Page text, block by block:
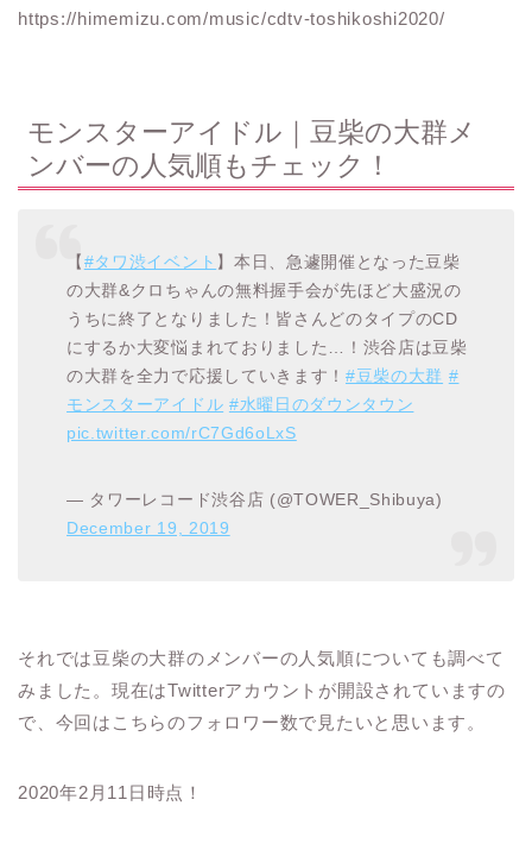
https://himemizu.com/music/cdtv-toshikoshi2020/
モンスターアイドル｜豆柴の大群メ
ンバーの人気順もチェック！
【 #タワ渋イベント 】本日、急遽開催となった豆柴
の大群&クロちゃんの無料握手会が先ほど大盛況の
うちに終了となりました！皆さんどのタイプのCD
にするか大変悩まれておりました…！渋谷店は豆柴
の大群を全力で応援していきます！ #豆柴の大群 #
モンスターアイドル #水曜日のダウンタウン
pic.twitter.com/rC7Gd6oLxS
— タワーレコード渋谷店 (@TOWER_Shibuya)
December 19, 2019
それでは豆柴の大群のメンバーの人気順についても調べて
みました。現在はTwitterアカウントが開設されていますの
で、今回はこちらのフォロワー数で見たいと思います。
2020年2月11日時点！